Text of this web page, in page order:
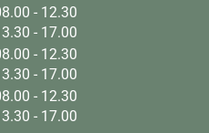
tot
- 12.30
tot
- 17.00
tot
- 12.30
tot
- 17.00
tot
- 12.30
tot
- 17.00